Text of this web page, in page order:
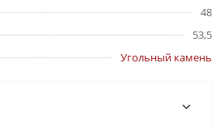
48
53,5
Угольный камень